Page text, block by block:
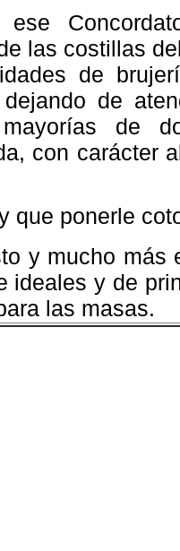
ese
las costillas
de
de
mayorías de
con carácter
que ponerle
y mucho más
ideales y de
las masas.